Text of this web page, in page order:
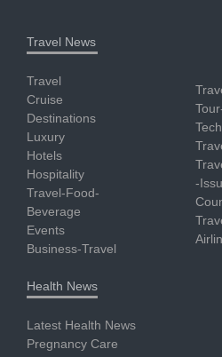
Travel News
Travel
Cruise
Destinations
Luxury
Hotels
Hospitality
Travel-Food-
Beverage
Events
Business-Travel
-
Health News
Latest Health News
Pregnancy Care